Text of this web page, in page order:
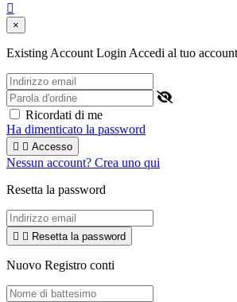

×
Existing Account Login Accedi al tuo account
Ricordati di me
Ha dimenticato la password
  Accesso
Nessun account? Crea uno qui
Resetta la password
  Resetta la password
Nuovo Registro conti